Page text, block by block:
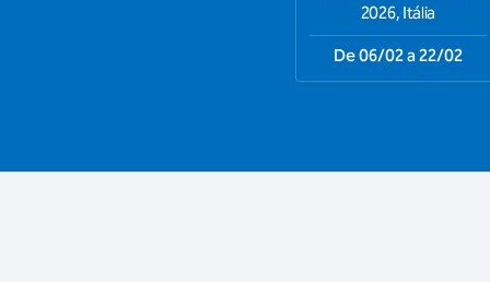
2026, Itália
De 06/02 a 22/02